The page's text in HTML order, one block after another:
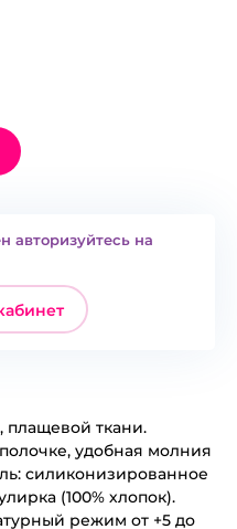
авторизуйтесь на
плащевой ткани.
удобная молния
силиконизированное
(100% хлопок).
режим от +5 до